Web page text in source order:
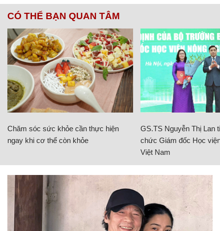
CÓ THỂ BẠN QUAN TÂM
Chăm sóc sức khỏe cần thực hiện
ngay khi cơ thể còn khỏe
GS.TS Nguyễn Thị Lan
chức Giám đốc Học
Việt Nam